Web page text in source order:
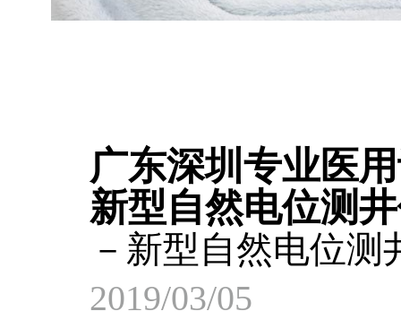
广东深圳专业医
新型自然电位测
－新型自然电位测
2019/03/05